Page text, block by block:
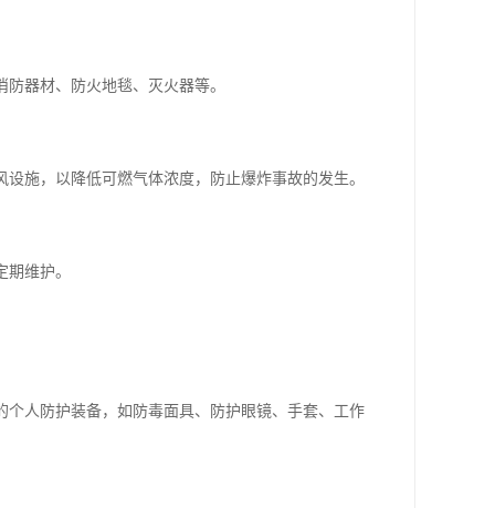
器材、防火地毯、灭火器等。
施，以降低可燃气体浓度，防止爆炸事故的发生。
维护。
人防护装备，如防毒面具、防护眼镜、手套、工作